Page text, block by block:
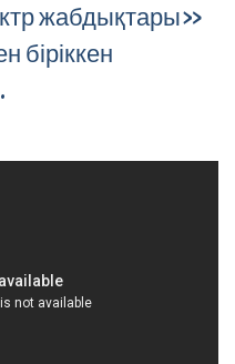
жабдықтары»
біріккен